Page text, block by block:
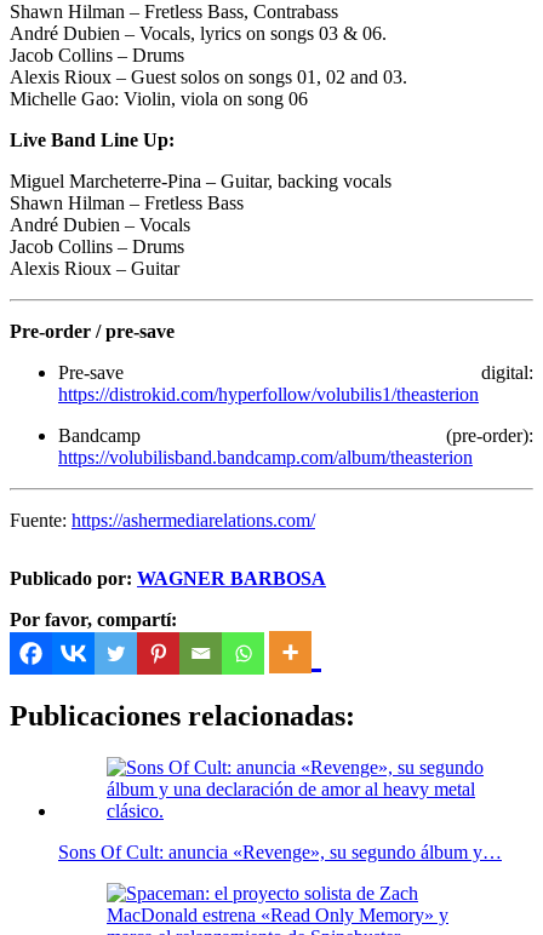
Shawn Hilman – Fretless Bass, Contrabass
André Dubien – Vocals, lyrics on songs 03 & 06.
Jacob Collins – Drums
Alexis Rioux – Guest solos on songs 01, 02 and 03.
Michelle Gao: Violin, viola on song 06
Live Band Line Up:
Miguel Marcheterre-Pina – Guitar, backing vocals
Shawn Hilman – Fretless Bass
André Dubien – Vocals
Jacob Collins – Drums
Alexis Rioux – Guitar
Pre‑order / pre‑save
Pre‑save digital:
https://distrokid.com/hyperfollow/volubilis1/theasterion
Bandcamp (pre‑order):
https://volubilisband.bandcamp.com/album/theasterion
Fuente: https://ashermediarelations.com/
Publicado por: WAGNER BARBOSA
Por favor, compartí:
Publicaciones relacionadas:
Sons Of Cult: anuncia «Revenge», su segundo álbum y…